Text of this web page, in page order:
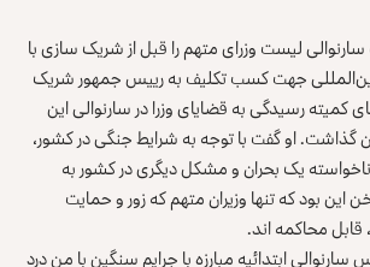
لیست وزرای متهم را قبل از شریک سازی با
بین‌المللی جهت کسب تکلیف به رییس جمهور شریک
رسیدگی به قضایای وزرا در سارنوالی این
گذاشت. او گفت با توجه به شرایط جنگی در کشور،
یک بحران و مشکل دیگری در کشور به
بود که تنها وزیران متهم که زور و حمایت
محاکمه اند.
ابتدائیه مبارزه با جرایم سنگین با من درد